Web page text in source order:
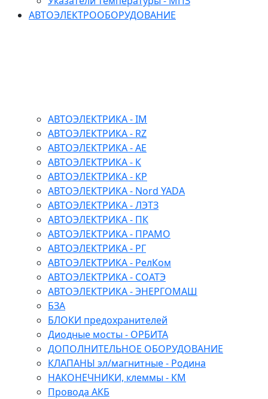
АВТОЭЛЕКТРООБОРУДОВАНИЕ
АВТОЭЛЕКТРИКА - IM
АВТОЭЛЕКТРИКА - RZ
АВТОЭЛЕКТРИКА - АЕ
АВТОЭЛЕКТРИКА - К
АВТОЭЛЕКТРИКА - КР
АВТОЭЛЕКТРИКА - Nord YADA
АВТОЭЛЕКТРИКА - ЛЭТЗ
АВТОЭЛЕКТРИКА - ПК
АВТОЭЛЕКТРИКА - ПРАМО
АВТОЭЛЕКТРИКА - РГ
АВТОЭЛЕКТРИКА - РелКом
АВТОЭЛЕКТРИКА - СОАТЭ
АВТОЭЛЕКТРИКА - ЭНЕРГОМАШ
БЗА
БЛОКИ предохранителей
Диодные мосты - ОРБИТА
ДОПОЛНИТЕЛЬНОЕ ОБОРУДОВАНИЕ
КЛАПАНЫ эл/магнитные - Родина
НАКОНЕЧНИКИ, клеммы - КМ
Провода АКБ